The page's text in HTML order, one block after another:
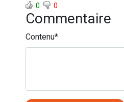
0 0
Commentaire
Contenu*